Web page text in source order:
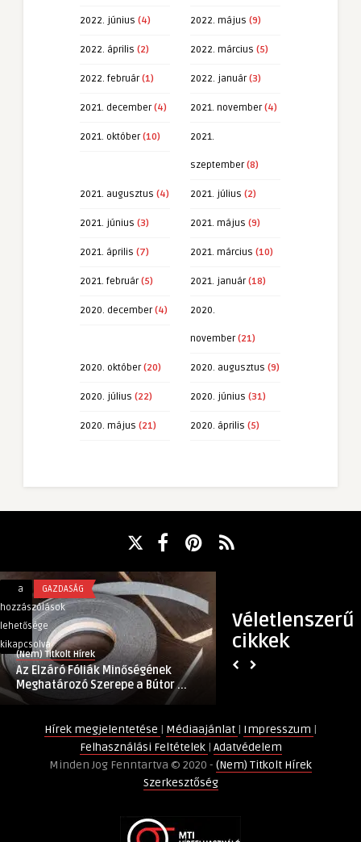
2022. június (4) 2022. május (9)
2022. április (2) 2022. március (5)
2022. február(1) 2022. január(3)
2021. december(4) 2021. november(4)
2021. október(10) 2021.
szeptember(8)
2021. augusztus (4) 2021. július (2)
2021. június (3) 2021. május (9)
2021. április (7) 2021. március (10)
2021. február(5) 2021. január(18)
2020. december(4) 2020.
november(21)
2020. október(20) 2020. augusztus (9)
2020. július (22) 2020. június (31)
2020. május (21) 2020. április (5)
Véletlenszerű
cikkek
Elzáró
Fóliák
Minőségének
Meghatározó
Szerepe
Részletek
a
hozzászólások
lehetősége
kikapcsolva
GAZDASÁG
(Nem) Titkolt Hírek
Az Elzáró Fóliák Minőségének
Meghatározó Szerepe a Bútor ...
A
Kényelmes
Lépések
Könnyedségéért
bejegyzéshez
lehetősége
kikapcsolva
Hírek megjelentetése | Médiaajánlat | Impresszum |
Felhasználási Feltételek | Adatvédelem
Minden Jog Fenntartva © 2020 - (Nem) Titkolt Hírek
Szerkesztőség